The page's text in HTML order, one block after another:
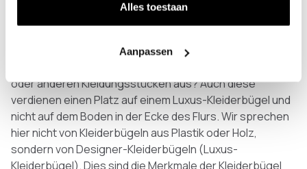
Alles toestaan
Aanpassen
aufhängen können. Logisch, aber Sie können mehr als
oder anderen Kleidungsstücken aus? Auch diese
verdienen einen Platz auf einem Luxus-Kleiderbügel und
nicht auf dem Boden in der Ecke des Flurs. Wir sprechen
hier nicht von Kleiderbügeln aus Plastik oder Holz,
sondern von Designer-Kleiderbügeln (Luxus-
Kleiderbügel). Dies sind die Merkmale der Kleiderbügel